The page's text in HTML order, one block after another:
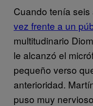
Cuando tenía seis
vez frente a un
multitudinario
le alcanzó el
pequeño verso
anterioridad.
puso muy